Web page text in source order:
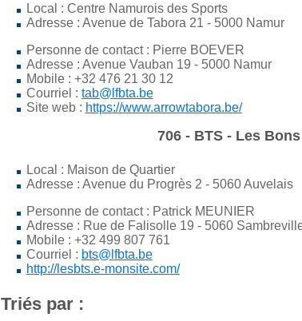
Local : Centre Namurois des Sports
Adresse : Avenue de Tabora 21 - 5000 Namur
Personne de contact : Pierre BOEVER
Adresse : Avenue Vauban 19 - 5000 Namur
Mobile : +32 476 21 30 12
Courriel : tab@lfbta.be
Site web : https://www.arrowtabora.be/
706 - BTS - Les
Local : Maison de Quartier
Adresse : Avenue du Progrès 2 - 5060 Auvelais
Personne de contact : Patrick MEUNIER
Adresse : Rue de Falisolle 19 - 5060
Mobile : +32 499 807 761
Courriel : bts@lfbta.be
http://lesbts.e-monsite.com/
Triés par :